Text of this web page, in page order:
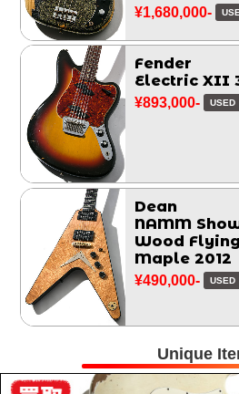
¥1,680,000-
Fender
Electric XII
¥893,000- USED
Dean
NAMM
Wood
Maple 2012
¥490,000- USED
Unique